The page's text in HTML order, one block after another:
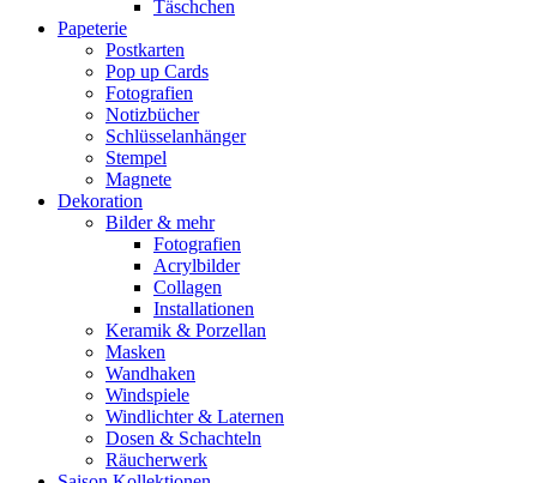
Täschchen
Papeterie
Postkarten
Pop up Cards
Fotografien
Notizbücher
Schlüsselanhänger
Stempel
Magnete
Dekoration
Bilder & mehr
Fotografien
Acrylbilder
Collagen
Installationen
Keramik & Porzellan
Masken
Wandhaken
Windspiele
Windlichter & Laternen
Dosen & Schachteln
Räucherwerk